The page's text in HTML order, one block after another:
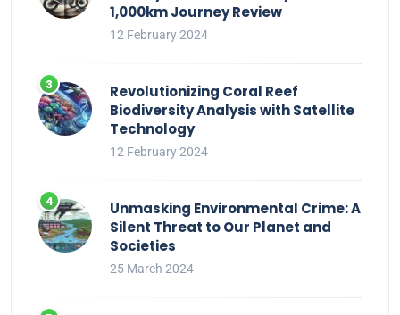
1,000km Journey Review
12 February 2024
Revolutionizing Coral Reef
Biodiversity Analysis with Satellite
Technology
12 February 2024
Unmasking Environmental Crime: A
Silent Threat to Our Planet and
Societies
25 March 2024